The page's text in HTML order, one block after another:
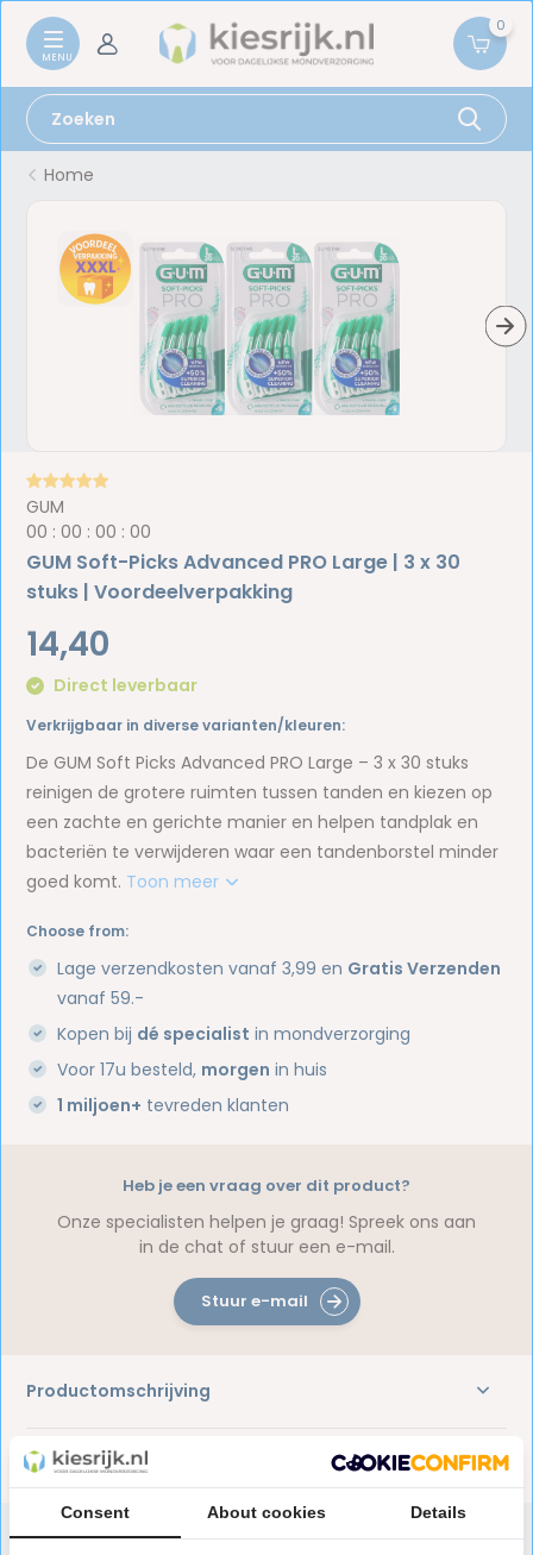
0
Home
GUM
00 :00 :00 :00
GUM Soft-Picks Advanced PRO Large | 3 x 30
stuks | Voordeelverpakking
14,40
Direct leverbaar
Verkrijgbaar in diverse varianten/kleuren:
De GUM Soft Picks Advanced PRO Large – 3 x 30 stuks
reinigen de grotere ruimten tussen tanden en kiezen op
een zachte en gerichte manier en helpen tandplak en
bacteriën te verwijderen waar een tandenborstel minder
goed komt. Toon meer
Choose from:
Lage verzendkosten vanaf 3,99 en Gratis Verzenden
vanaf 59.-
Kopen bij dé specialist in mondverzorging
Voor 17u besteld, morgen in huis
1 miljoen+ tevreden klanten
Productomschrijving
Reviews
Heb je een vraag over dit product?
Onze specialisten helpen je graag! Spreek ons aan
in de chat of stuur een e-mail.
Stuur e-mail
Consent About cookies Details